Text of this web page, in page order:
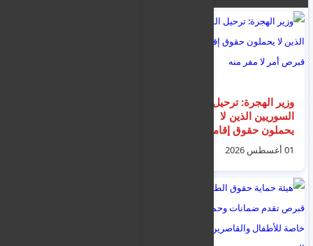
وزير الهجرة: ترحيل
السوريين الذين لا
يحملون حقوق إقامة في
قبرص أمر لا مفر منه01 أغسطس 2026